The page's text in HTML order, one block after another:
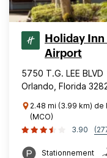
Holiday
Airport
5750 T.G. LEE BLVD
Orlando, Florida
2.48 mi (3.99 km)
(MCO)
3.90
Stationnement